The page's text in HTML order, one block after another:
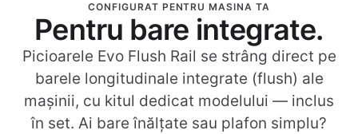
CONFIGURAT PENTRU MASINA TA
Pentru bare integrate.
Picioarele Evo Flush Rail se strâng direct pe
barele longitudinale integrate (flush) ale
mașinii, cu kitul dedicat modelului — inclus
în set. Ai bare înălțate sau plafon simplu?